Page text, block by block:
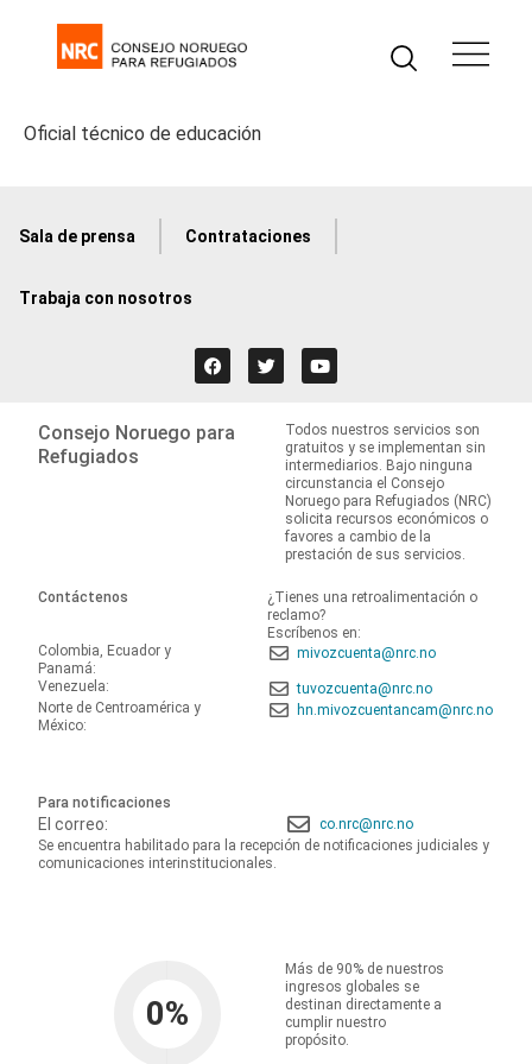
Oficial técnico de educación
Sala de prensa Contrataciones
Trabaja con nosotros
Consejo Noruego para
Refugiados
Todos nuestros servicios son
gratuitos y se implementan sin
intermediarios. Bajo ninguna
circunstancia el Consejo
Noruego para Refugiados (NRC)
solicita recursos económicos o
favores a cambio de la
prestación de sus servicios.
Contáctenos
¿Tienes una retroalimentación o
reclamo?
Escríbenos en:
Colombia, Ecuador y
Panamá:
mivozcuenta@nrc.no
Venezuela:
tuvozcuenta@nrc.no
Norte de Centroamérica y
México:
hn.mivozcuentancam@nrc.no
Para notificaciones
El correo:
co.nrc@nrc.no
Se encuentra habilitado para la recepción de notificaciones judiciales y
comunicaciones interinstitucionales.
0%
Más de 90% de nuestros
ingresos globales se
destinan directamente a
cumplir nuestro
propósito.